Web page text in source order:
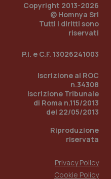
Copyright 2013-2026
© Homnya Srl
Tutti i diritti sono
riservati
P.I. e C.F. 13026241003
Iscrizione al ROC
n.34308
Iscrizione Tribunale
di Roma n.115/2013
del 22/05/2013
Riproduzione
riservata
Privacy Policy
Cookie Policy
www.quotidianosanita.it
2
Google LLC
.quotidianosanita.it
1
mese